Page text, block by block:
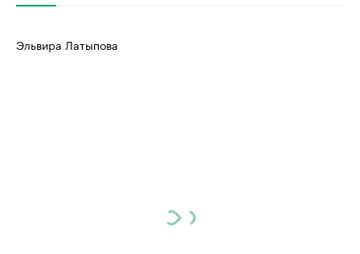
Эльвира Латыпова